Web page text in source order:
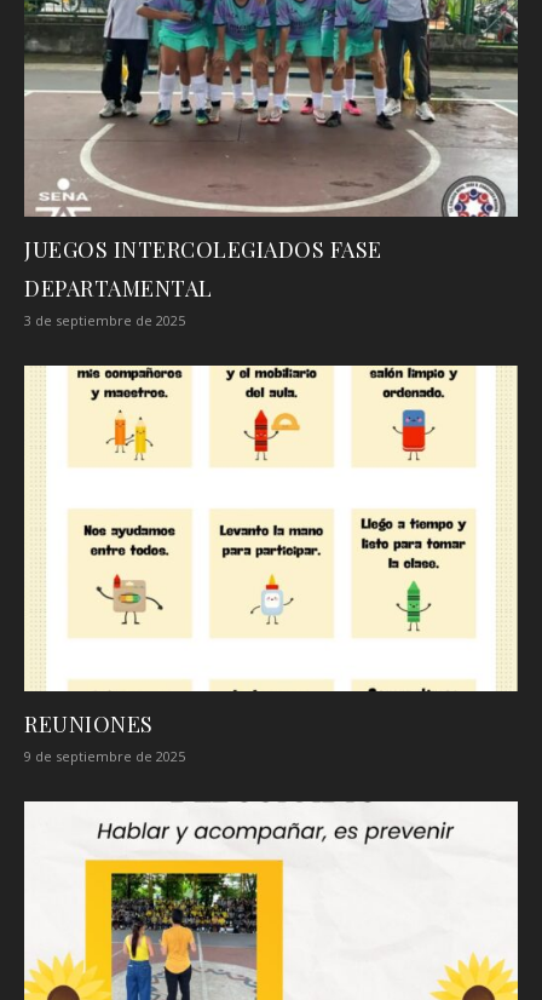
JUEGOS INTERCOLEGIADOS FASE
DEPARTAMENTAL
3 de septiembre de 2025
REUNIONES
9 de septiembre de 2025